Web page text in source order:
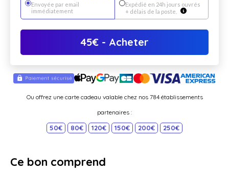
Envoyée par email
immédiatement
Expédié en 24h jours ouvrés
+ délais de la poste.
45€ - Acheter
Ou offrez une carte cadeau valable chez nos 784 établissements
partenaires :
50€ 80€ 120€ 150€ 200€ 250€
Ce bon comprend